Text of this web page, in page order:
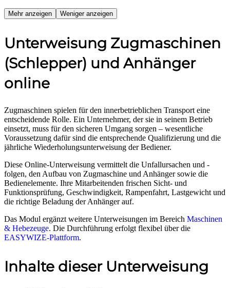
Mehr anzeigen Weniger anzeigen
Unterweisung Zugmaschinen
(Schlepper) und Anhänger
online
Zugmaschinen spielen für den innerbetrieblichen Transport eine
entscheidende Rolle. Ein Unternehmer, der sie in seinem Betrieb
einsetzt, muss für den sicheren Umgang sorgen – wesentliche
Voraussetzung dafür sind die entsprechende Qualifizierung und die
jährliche Wiederholungsunterweisung der Bediener.
Diese Online-Unterweisung vermittelt die Unfallursachen und -
folgen, den Aufbau von Zugmaschine und Anhänger sowie die
Bedienelemente. Ihre Mitarbeitenden frischen Sicht- und
Funktionsprüfung, Geschwindigkeit, Rampenfahrt, Lastgewicht und
die richtige Beladung der Anhänger auf.
Das Modul ergänzt weitere Unterweisungen im Bereich Maschinen
& Hebezeuge. Die Durchführung erfolgt flexibel über die
EASYWIZE-Plattform.
Inhalte dieser Unterweisung